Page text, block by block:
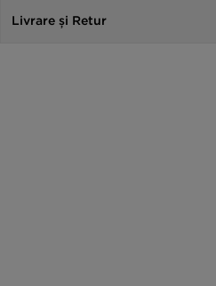
Livrare și Retur